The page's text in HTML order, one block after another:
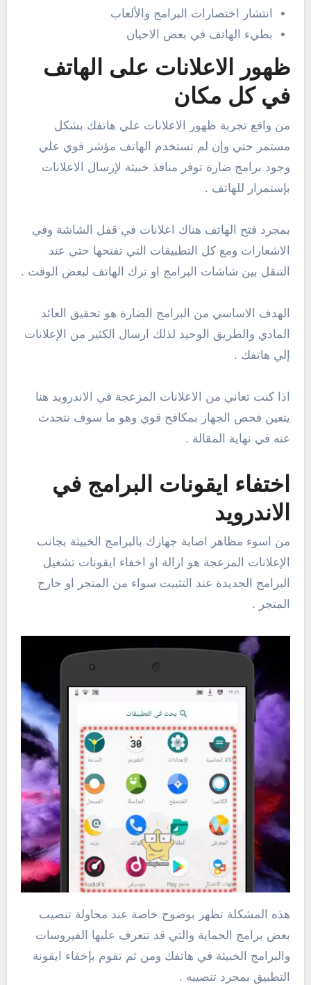
انتشار اختصارات البرامج والألعاب
بطيء الهاتف في بعض الاحيان
ظهور الاعلانات على الهاتف
في كل مكان
من واقع تجربة ظهور الاعلانات علي هاتفك بشكل
مستمر حتي وإن لم تستخدم الهاتف مؤشر قوي علي
وجود برامج ضارة توفر منافذ خبيثة لإرسال الاعلانات
بإستمرار للهاتف .
بمجرد فتح الهاتف هناك اعلانات في قفل الشاشة وفي
الاشعارات ومع كل التطبيقات التي تفتحها حتي عند
التنقل بين شاشات البرامج او ترك الهاتف لبعض الوقت .
الهدف الاساسي من البرامج الضارة هو تحقيق العائد
المادي والطريق الوحيد لذلك ارسال الكثير من الإعلانات
إلي هاتفك .
اذا كنت تعاني من الاعلانات المزعجة في الاندرويد هنا
يتعين فحص الجهاز بمكافح قوي وهو ما سوف نتحدث
عنه في نهاية المقالة .
اختفاء ايقونات البرامج في
الاندرويد
من اسوء مظاهر اصابة جهازك بالبرامج الخبيثة بجانب
الإعلانات المزعجة هو ازالة او اخفاء ايقونات تشغيل
البرامج الجديدة عند التثبيت سواء من المتجر او خارج
المتجر .
هذه المشكلة تظهر بوضوح خاصة عند محاولة تنصيب
بعض برامج الحماية والتي قد تتعرف عليها الفيروسات
والبرامج الخبيثة في هاتفك ومن ثم تقوم بإخفاء ايقونة
التطبيق بمجرد تنصيبه .